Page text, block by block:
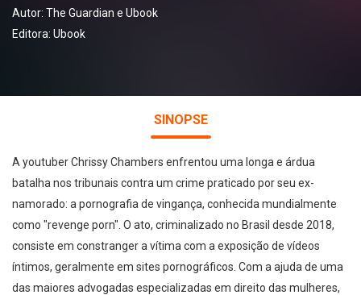
Autor: The Guardian e Ubook
Editora: Ubook
SINOPSE
A youtuber Chrissy Chambers enfrentou uma longa e árdua
batalha nos tribunais contra um crime praticado por seu ex-
namorado: a pornografia de vingança, conhecida mundialmente
como "revenge porn". O ato, criminalizado no Brasil desde 2018,
consiste em constranger a vítima com a exposição de vídeos
íntimos, geralmente em sites pornográficos. Com a ajuda de uma
das maiores advogadas especializadas em direito das mulheres,